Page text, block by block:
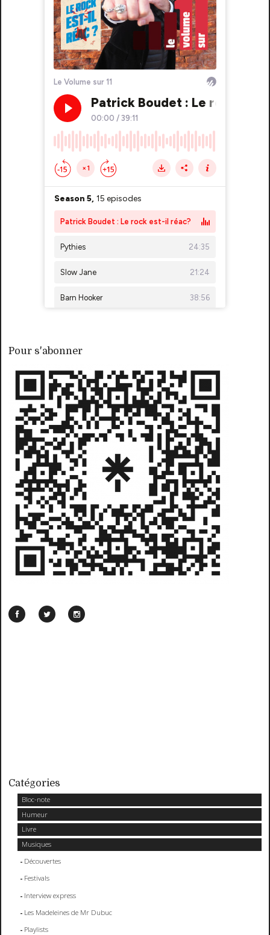
Pour s'abonner
Catégories
Bloc-note
Humeur
Livre
Musiques
Découvertes
Festivals
Interview express
Les Madeleines de Mr Dubuc
Playlists